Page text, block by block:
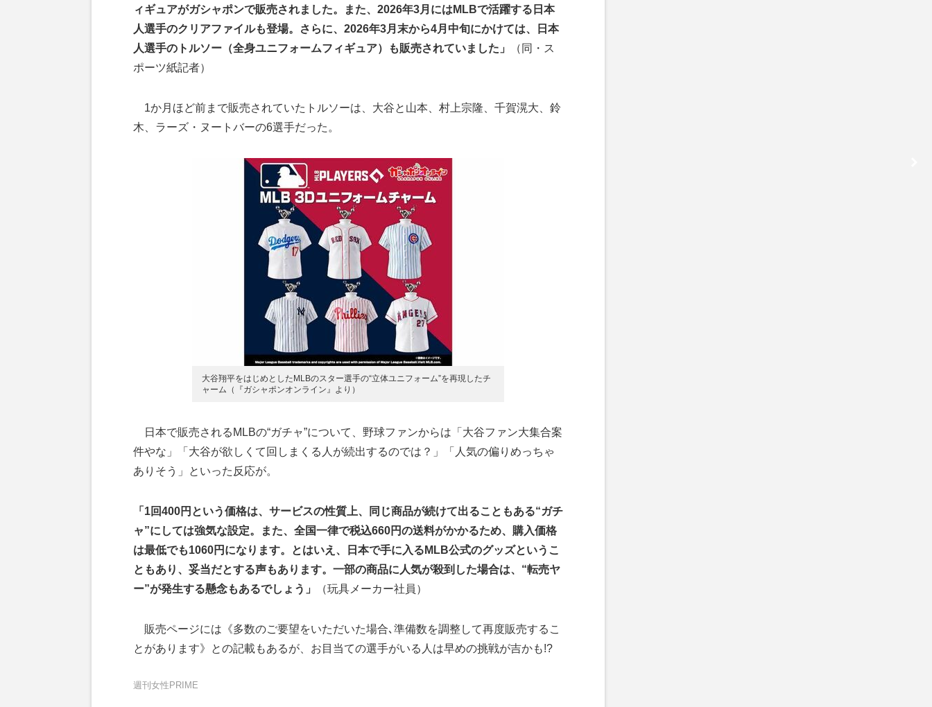
ィギュアがガシャポンで販売されました。また、2026年3月にはMLBで活躍する日本
人選手のクリアファイルも登場。さらに、2026年3月末から4月中旬にかけては、日本
人選手のトルソー（全身ユニフォームフィギュア）も販売されていました」
（同・ス
ポーツ紙記者）
1か月ほど前まで販売されていたトルソーは、大谷と山本、村上宗隆、千賀滉大、鈴
木、ラーズ・ヌートバーの6選手だった。
大谷翔平をはじめとしたMLBのスター選手の“立体ユニフォーム”を再現したチ
ャーム（『ガシャポンオンライン』より）
日本で販売されるMLBの“ガチャ”について、野球ファンからは「大谷ファン大集合案
件やな」「大谷が欲しくて回しまくる人が続出するのでは？」「人気の偏りめっちゃ
ありそう」といった反応が。
「1回400円という価格は、サービスの性質上、同じ商品が続けて出ることもある“ガチ
ャ”にしては強気な設定。また、全国一律で税込660円の送料がかかるため、購入価格
は最低でも1060円になります。とはいえ、日本で手に入るMLB公式のグッズというこ
ともあり、妥当だとする声もあります。一部の商品に人気が殺到した場合は、“転売ヤ
ー”が発生する懸念もあるでしょう」
（玩具メーカー社員）
販売ページには《多数のご要望をいただいた場合､準備数を調整して再度販売するこ
とがあります》との記載もあるが、お目当ての選手がいる人は早めの挑戦が吉かも!?
週刊女性PRIME